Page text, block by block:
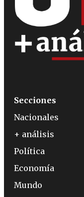
Secciones
Nacionales
+ análisis
Política
Economía
Mundo